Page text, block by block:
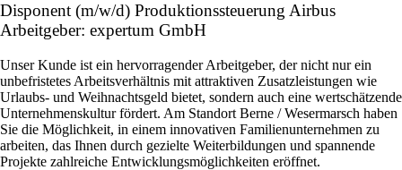
Disponent (m/w/d) Produktionssteuerung Airbus
Arbeitgeber: expertum GmbH
Unser Kunde ist ein hervorragender Arbeitgeber, der nicht nur ein
unbefristetes Arbeitsverhältnis mit attraktiven Zusatzleistungen wie
Urlaubs- und Weihnachtsgeld bietet, sondern auch eine wertschätzende
Unternehmenskultur fördert. Am Standort Berne / Wesermarsch haben
Sie die Möglichkeit, in einem innovativen Familienunternehmen zu
arbeiten, das Ihnen durch gezielte Weiterbildungen und spannende
Projekte zahlreiche Entwicklungsmöglichkeiten eröffnet.